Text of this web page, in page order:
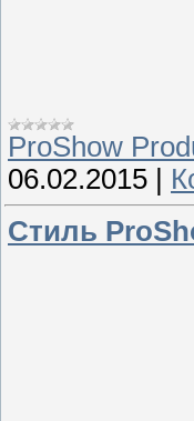
ProShow
06.02.2015 |
Стиль